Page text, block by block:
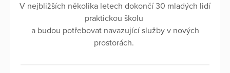
V nejbližších několika letech dokončí 30 mladých lidí
praktickou školu
a budou potřebovat navazující služby v nových
prostorách.